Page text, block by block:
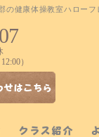
健康体操教室ハローフ
）
クラス紹介